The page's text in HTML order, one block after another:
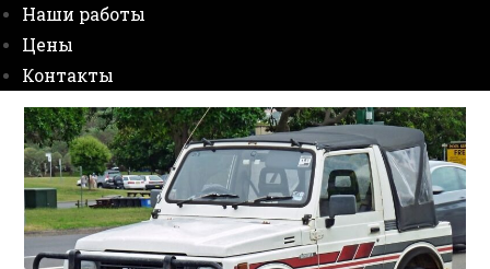
Наши работы
Цены
Контакты